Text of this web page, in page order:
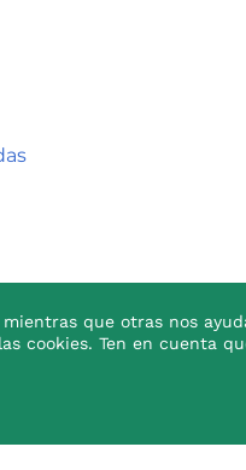
que otras nos
cookies. Ten en cuenta